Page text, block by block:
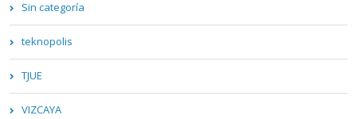
Sin categoría
teknopolis
TJUE
VIZCAYA